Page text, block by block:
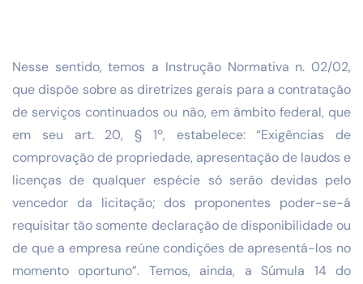
Nesse sentido, temos a Instrução Normativa n. 02/02,
que dispõe sobre as diretrizes gerais para a contratação
de serviços continuados ou não, em âmbito federal, que
em seu art. 20, § 1º, estabelece: “Exigências de
comprovação de propriedade, apresentação de laudos e
licenças de qualquer espécie só serão devidas pelo
vencedor da licitação; dos proponentes poder-se-á
requisitar tão somente declaração de disponibilidade ou
de que a empresa reúne condições de apresentá-los no
momento oportuno”. Temos, ainda, a Súmula 14 do